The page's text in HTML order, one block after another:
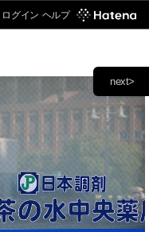
ログイン ヘルプ
next>